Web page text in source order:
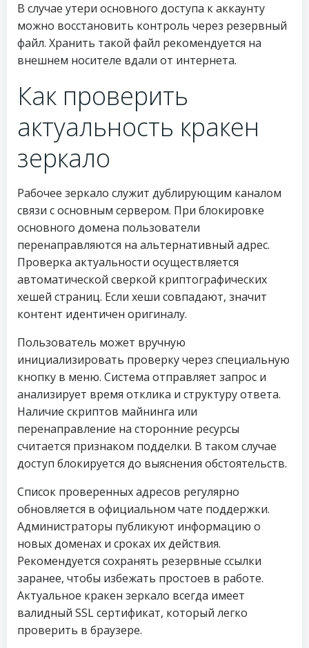
В случае утери основного доступа к аккаунту
можно восстановить контроль через резервный
файл. Хранить такой файл рекомендуется на
внешнем носителе вдали от интернета.
Как проверить
актуальность кракен
зеркало
Рабочее зеркало служит дублирующим каналом
связи с основным сервером. При блокировке
основного домена пользователи
перенаправляются на альтернативный адрес.
Проверка актуальности осуществляется
автоматической сверкой криптографических
хешей страниц. Если хеши совпадают, значит
контент идентичен оригиналу.
Пользователь может вручную
инициализировать проверку через специальную
кнопку в меню. Система отправляет запрос и
анализирует время отклика и структуру ответа.
Наличие скриптов майнинга или
перенаправление на сторонние ресурсы
считается признаком подделки. В таком случае
доступ блокируется до выяснения обстоятельств.
Список проверенных адресов регулярно
обновляется в официальном чате поддержки.
Администраторы публикуют информацию о
новых доменах и сроках их действия.
Рекомендуется сохранять резервные ссылки
заранее, чтобы избежать простоев в работе.
Актуальное кракен зеркало всегда имеет
валидный SSL сертификат, который легко
проверить в браузере.